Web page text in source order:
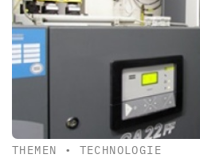
THEMEN • TECHNOLOGIE